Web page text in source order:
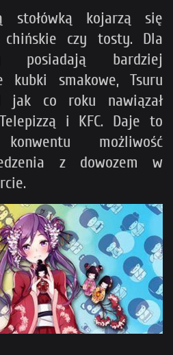
stołówką kojarzą się
chińskie czy tosty. Dla
posiadają bardziej
kubki smakowe, Tsuru
jak co roku nawiązał
i KFC. Daje to
możliwość
z dowozem w